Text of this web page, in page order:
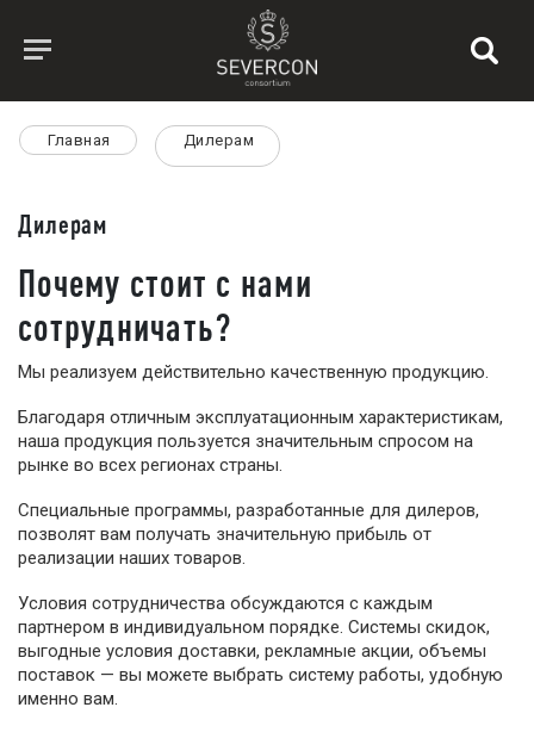
Главная Дилерам
Дилерам
Почему стоит с нами
сотрудничать?
Мы реализуем действительно качественную продукцию.
Благодаря отличным эксплуатационным характеристикам,
наша продукция пользуется значительным спросом на
рынке во всех регионах страны.
Специальные программы, разработанные для дилеров,
позволят вам получать значительную прибыль от
реализации наших товаров.
Условия сотрудничества обсуждаются с каждым
партнером в индивидуальном порядке. Системы скидок,
выгодные условия доставки, рекламные акции, объемы
поставок — вы можете выбрать систему работы, удобную
именно вам.